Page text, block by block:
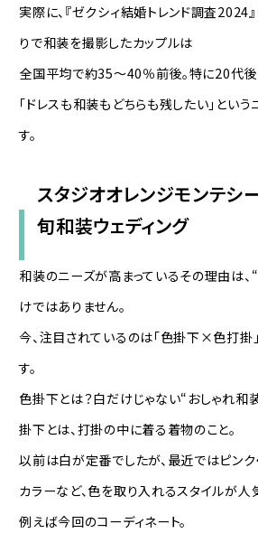
実際に、『ゼクシィ結婚トレンド調査2024
りで和装を撮影したカップルは
全国平均で約35〜40％前後。特に20代
「ドレスも和装もどちらも残したい」とい
す。
スタジオオレンジモンテシ
旬和装ウェディング
和装のニーズが高まっているその理由は
けではありません。
今、注目されているのは「色掛下×色打掛
す。
色掛下とは？白だけじゃない“おしゃれ和
掛下とは、打掛の中に着る着物のこと。
以前は白が定番でしたが、最近ではピンク
カラーなど、色を取り入れるスタイルが人
例えば今回のコーディネート。